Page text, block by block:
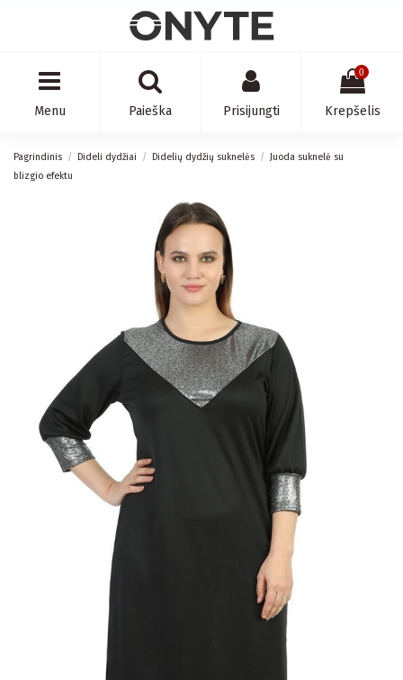
Menu Paieška Prisijungti
0
Krepšelis
Pagrindinis Dideli dydžiai Didelių dydžių suknelės
Juoda suknelė su
blizgio efektu